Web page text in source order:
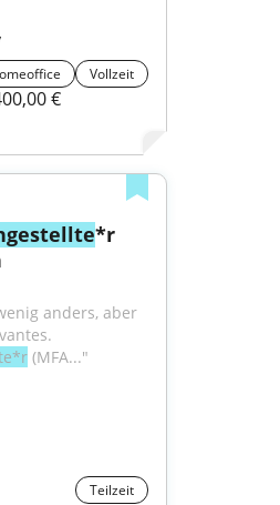
Vollzeit
€
*r
anders, aber
(MFA..."
Teilzeit